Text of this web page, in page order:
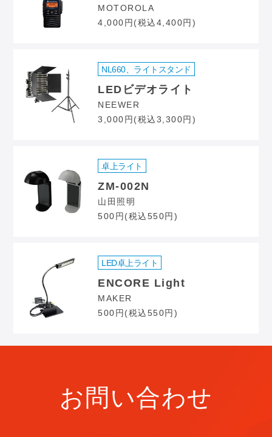
MOTOROLA
4,000円(税込4,400円)
NL660、ライトスタンド
LEDビデオライト
NEEWER
3,000円(税込3,300円)
卓上ライト
ZM-002N
山田照明
500円(税込550円)
LED卓上ライト
ENCORE Light
MAKER
500円(税込550円)
お問い合わせ